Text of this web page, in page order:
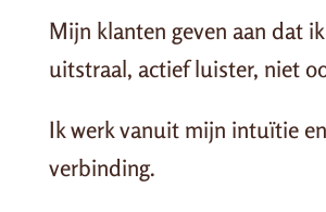
Mijn klanten geven aan dat
uitstraal, actief luister, niet
Ik werk vanuit mijn intuïtie
verbinding.